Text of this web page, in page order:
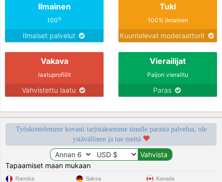
Ilmainen
100%
Ilmaiset palvelut
Tuki
100% ilmainen
Kuuntelevat moderaattorit
Vakava
laatuprofiilit
Vahvistettu laatu
Vierailijat
Paljon vierailtu
Paras
Työskentelemme kovasti tarjotaksemme sinulle parasta palvelua, ole
ystävällinen ja tue meitä
Tapaamiset maan mukaan
Ranska Saksa Kanada